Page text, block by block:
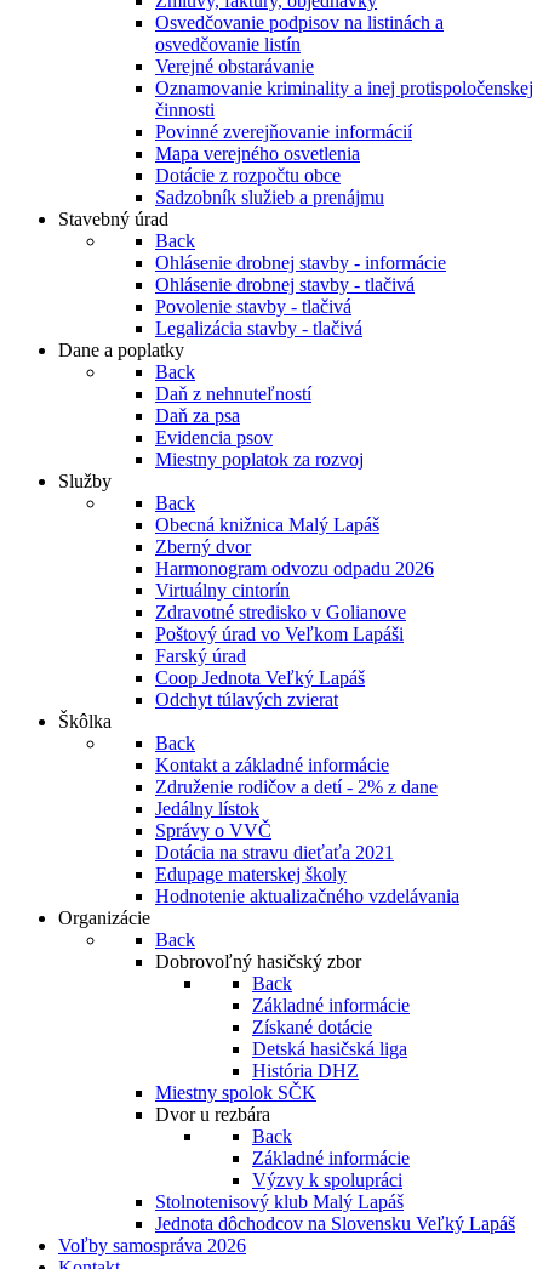
Osvedčovanie podpisov na listinách a
osvedčovanie listín
Verejné obstarávanie
Oznamovanie kriminality a inej protispoločenskej
činnosti
Povinné zverejňovanie informácií
Mapa verejného osvetlenia
Dotácie z rozpočtu obce
Sadzobník služieb a prenájmu
Stavebný úrad
Back
Ohlásenie drobnej stavby - informácie
Ohlásenie drobnej stavby - tlačivá
Povolenie stavby - tlačivá
Legalizácia stavby - tlačivá
Dane a poplatky
Back
Daň z nehnuteľností
Daň za psa
Evidencia psov
Miestny poplatok za rozvoj
Služby
Back
Obecná knižnica Malý Lapáš
Zberný dvor
Harmonogram odvozu odpadu 2026
Virtuálny cintorín
Zdravotné stredisko v Golianove
Poštový úrad vo Veľkom Lapáši
Farský úrad
Coop Jednota Veľký Lapáš
Odchyt túlavých zvierat
Škôlka
Back
Kontakt a základné informácie
Združenie rodičov a detí - 2% z dane
Jedálny lístok
Správy o VVČ
Dotácia na stravu dieťaťa 2021
Edupage materskej školy
Hodnotenie aktualizačného vzdelávania
Organizácie
Back
Dobrovoľný hasičský zbor
Back
Základné informácie
Získané dotácie
Detská hasičská liga
História DHZ
Miestny spolok SČK
Dvor u rezbára
Back
Základné informácie
Výzvy k spolupráci
Stolnotenisový klub Malý Lapáš
Jednota dôchodcov na Slovensku Veľký Lapáš
Voľby samospráva 2026